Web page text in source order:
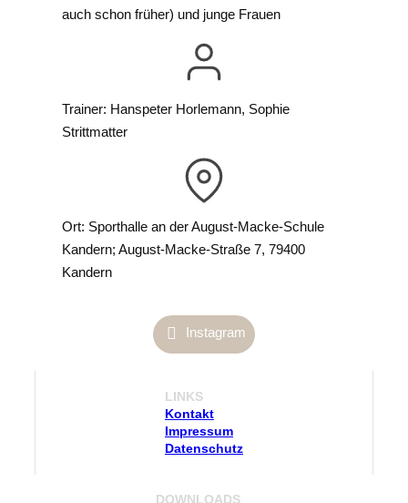
auch schon früher) und junge Frauen
Trainer: Hanspeter Horlemann, Sophie
Strittmatter
Ort: Sporthalle an der August-Macke-Schule
Kandern; August-Macke-Straße 7, 79400
Kandern
Instagram
LINKS
Kontakt
Impressum
Datenschutz
DOWNLOADS